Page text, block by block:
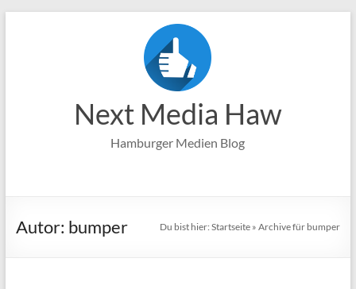
Next Media Haw
Hamburger Medien Blog
Autor: bumper Du bist hier:Startseite »Archive für bumper